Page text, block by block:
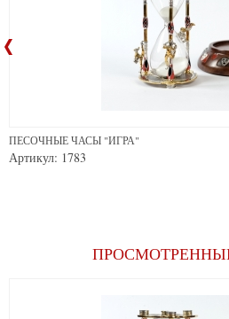
ПЕСОЧНЫЕ ЧАСЫ "ИГРА"
Артикул: 1783